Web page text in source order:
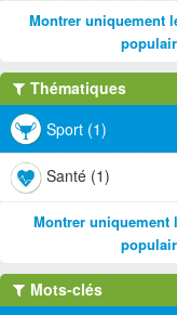
Montrer uniquement
Thématiques
Sport (1)
Santé (1)
Montrer uniquement
Mots-clés